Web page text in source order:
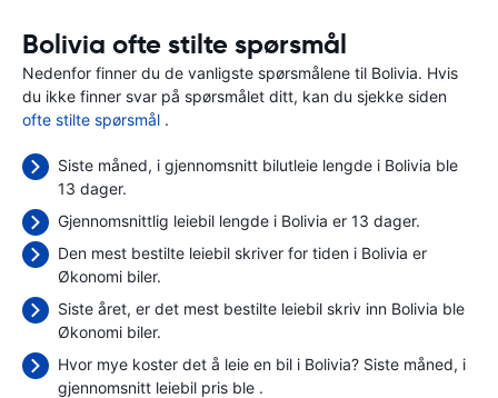
Bolivia ofte stilte spørsmål
Nedenfor finner du de vanligste spørsmålene til Bolivia. Hvis
du ikke finner svar på spørsmålet ditt, kan du sjekke siden
ofte stilte spørsmål .
Siste måned, i gjennomsnitt bilutleie lengde i Bolivia ble
13 dager.
Gjennomsnittlig leiebil lengde i Bolivia er 13 dager.
Den mest bestilte leiebil skriver for tiden i Bolivia er
Økonomi biler.
Siste året, er det mest bestilte leiebil skriv inn Bolivia ble
Økonomi biler.
Hvor mye koster det å leie en bil i Bolivia? Siste måned, i
gjennomsnitt leiebil pris ble .